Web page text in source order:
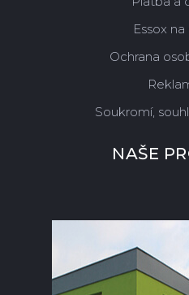
Essox
Ochrana
Soukromí,
NAŠE